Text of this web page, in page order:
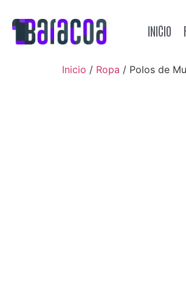
INICIO
Inicio / Ropa / Polos de